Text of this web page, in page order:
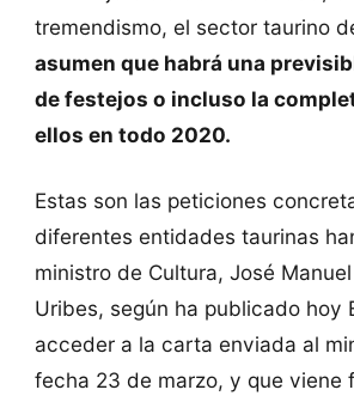
tremendismo, el sector taurino
asumen que habrá una
de festejos o incluso la
ellos en todo 2020.
Estas son las peticiones
diferentes entidades taurinas
ministro de Cultura, José
Uribes, según ha publicado hoy
acceder a la carta enviada al
fecha 23 de marzo, y que viene